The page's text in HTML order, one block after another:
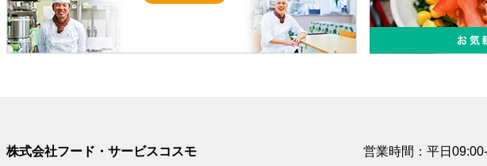
株式会社フード・サービスコスモ
営業時間：平日